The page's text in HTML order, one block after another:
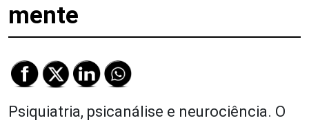
mente
Psiquiatria, psicanálise e neurociência. O